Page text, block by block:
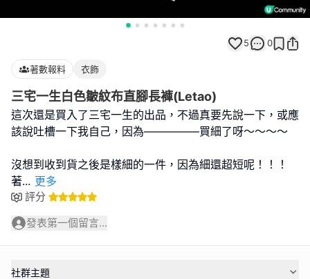
5 0
著數報料 衣飾
三宅一生白色皺紋布直腳長褲(Letao)
這次還是買入了三宅一生的出品，不過真要先說一下，或應
該說吐槽一下我自己，因為—————買細了呀～～～～
沒想到收到貨之後是樣細的一件，因為細還超短呢！！！
著... 更多
評分
發表第一個留言...
社群主題